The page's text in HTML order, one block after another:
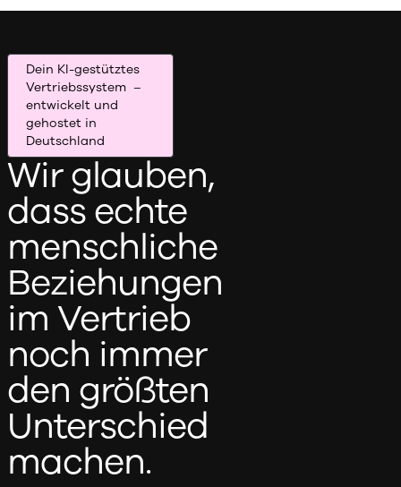
Dein KI-gestütztes
Vertriebssystem –
entwickelt und
gehostet in
Deutschland
Wir glauben,
dass echte
menschliche
Beziehungen
im Vertrieb
noch immer
den größten
Unterschied
machen.